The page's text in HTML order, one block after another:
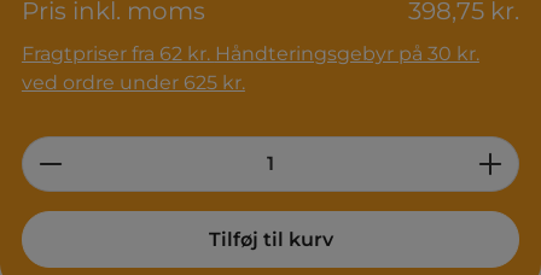
Pris inkl. moms 398,75 kr.
Fragtpriser fra 62 kr. Håndteringsgebyr på 30 kr.
ved ordre under 625 kr.
Product Quantity: Enter the desired
Tilføj til kurv